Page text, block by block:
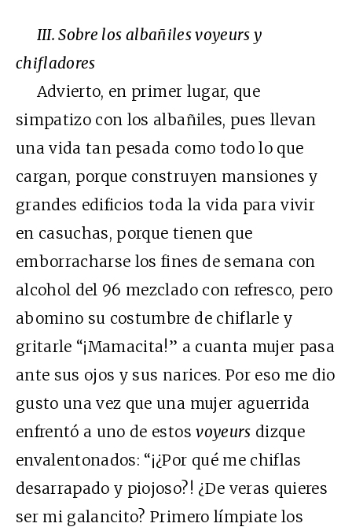
III. Sobre los albañiles voyeurs y
chifladores
Advierto, en primer lugar, que
simpatizo con los albañiles, pues llevan
una vida tan pesada como todo lo que
cargan, porque construyen mansiones y
grandes edificios toda la vida para vivir
en casuchas, porque tienen que
emborracharse los fines de semana con
alcohol del 96 mezclado con refresco, pero
abomino su costumbre de chiflarle y
gritarle “¡Mamacita!” a cuanta mujer pasa
ante sus ojos y sus narices. Por eso me dio
gusto una vez que una mujer aguerrida
enfrentó a uno de estosvoyeurs dizque
envalentonados: “¡¿Por qué me chiflas
desarrapado y piojoso?! ¿De veras quieres
ser mi galancito? Primero límpiate los